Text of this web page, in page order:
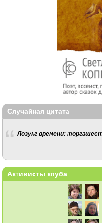
Случайная цитата
Лозунг времени:
Активисты клуба